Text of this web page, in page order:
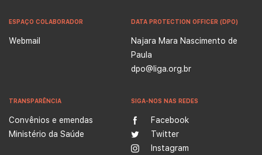
ESPAÇO COLABORADOR
Webmail
DATA PROTECTION OFFICER (DPO)
Najara Mara Nascimento de
Paula
dpo@liga.org.br
TRANSPARÊNCIA
Convênios e emendas
Ministério da Saúde
SIGA-NOS NAS REDES
Facebook
Twitter
Instagram